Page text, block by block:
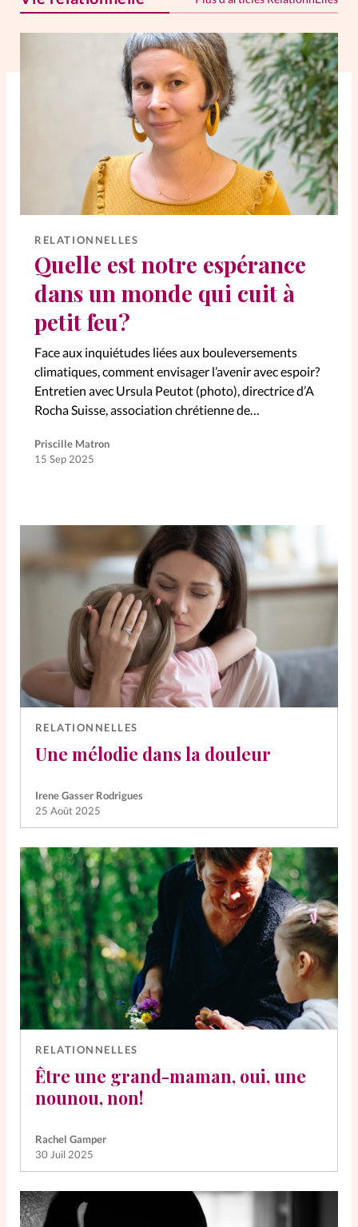
RELATIONNELLES
Quelle est notre espérance
dans un monde qui cuit à
petit feu?
Face aux inquiétudes liées aux bouleversements
climatiques, comment envisager l’avenir avec espoir?
Entretien avec Ursula Peutot (photo), directrice d’A
Rocha Suisse, association chrétienne de
Priscille Matron
15 Sep 2025
RELATIONNELLES
Une mélodie dans la douleur
Irene Gasser Rodrigues
25 Août 2025
RELATIONNELLES
Être une grand-maman, oui, une
nounou, non!
Rachel Gamper
30 Juil 2025